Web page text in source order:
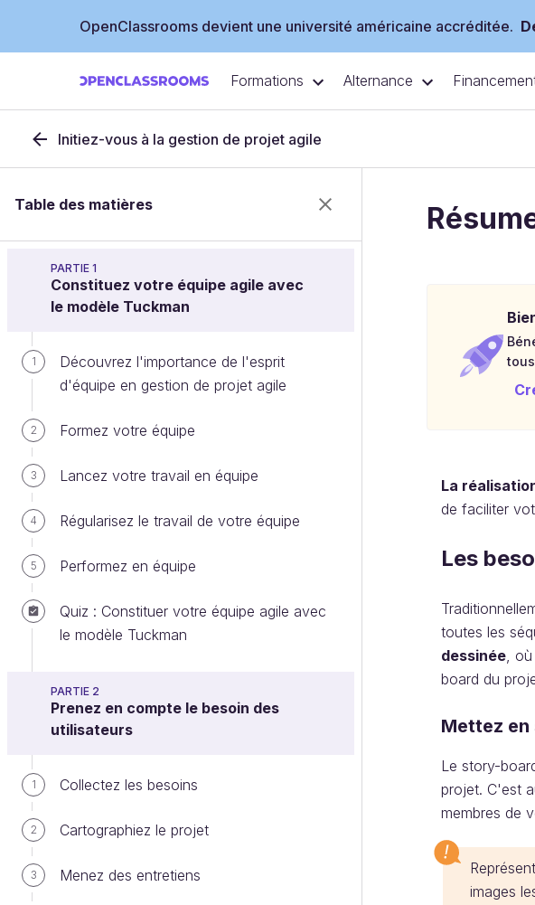
OpenClassrooms devient une université américaine accréditée.
Formations Alternance
Initiez-vous à la gestion de projet agile
Table des matières
PARTIE 1
Constituez votre équipe agile avec
le modèle Tuckman
1
Découvrez l'importance de l'esprit
d'équipe en gestion de projet agile
2 Formez votre équipe
3 Lancez votre travail en équipe
4 Régularisez le travail de votre équipe
5 Performez en équipe
Quiz : Constituer votre équipe agile avec
le modèle Tuckman
PARTIE 2
Prenez en compte le besoin des
utilisateurs
1 Collectez les besoins
2 Cartographiez le projet
3 Menez des entretiens
La
de faciliter
Les
toutes les
dessinée,
board du
Mettez
Le story-
projet. C'est
membres de
images